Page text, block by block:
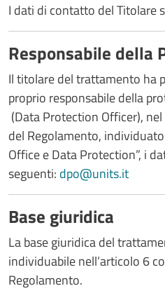
I dati di contatto del Titolare
Responsabile della
Il titolare del trattamento ha
proprio responsabile della
(Data Protection Officer),
del Regolamento,
Office e Data Protection”, i
seguenti: dpo@units.it
Base giuridica
La base giuridica del
individuabile nell’articolo 6
Regolamento.